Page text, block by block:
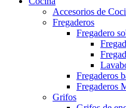
Accesorios de
Fregaderos
Fregadero
Fregaderos
Fregaderos
Grifos